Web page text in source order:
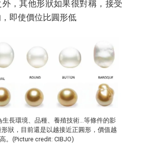
，其他形狀如果很對稱，接受
即使價位比圓形低
長環境、品種、養殖技術...等條件的影
狀，目前還是以越接近正圓形，價值越
高。(Picture credit: CIBJO)